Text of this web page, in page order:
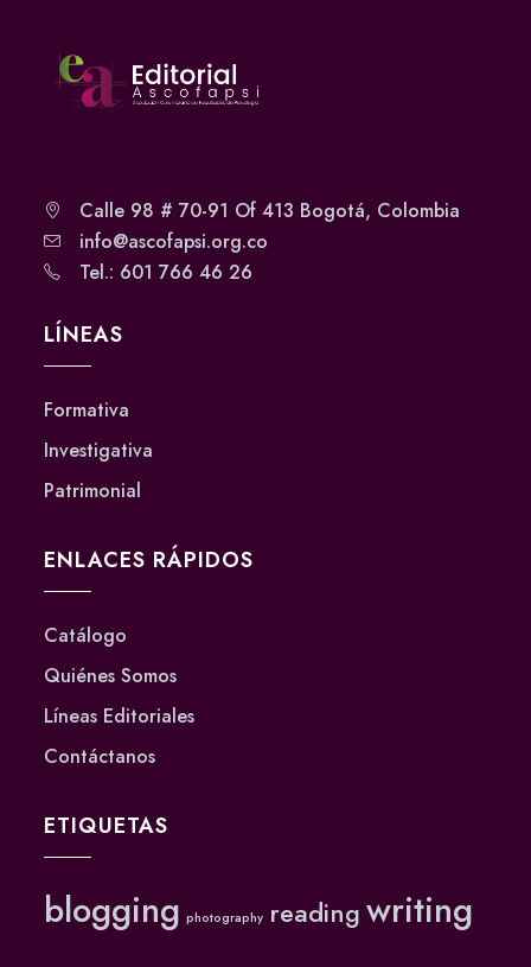
Calle 98 # 70-91 Of 413 Bogotá, Colombia
info@ascofapsi.org.co
Tel.: 601 766 46 26
LÍNEAS
Formativa
Investigativa
Patrimonial
ENLACES RÁPIDOS
Catálogo
Quiénes Somos
Líneas Editoriales
Contáctanos
ETIQUETAS
blogging photography reading writing